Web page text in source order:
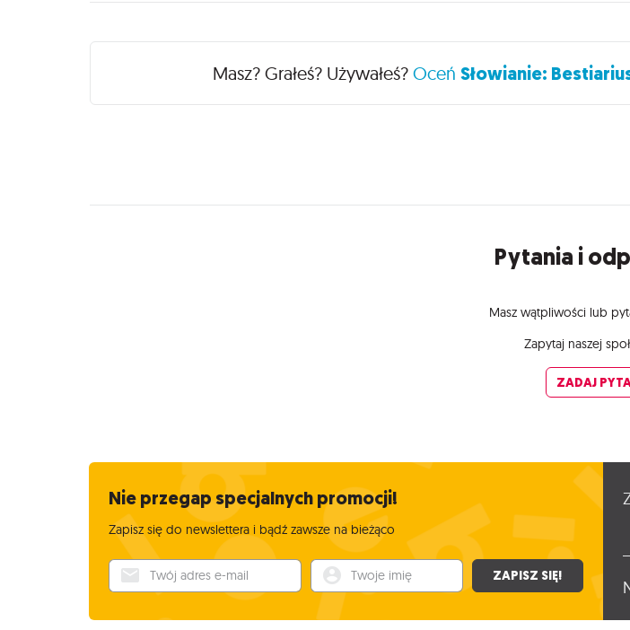
Recenzje
Masz? Grałeś? Używałeś? Oceń Słowianie:
Pytania i
Masz wątpliwości lub
Zapytaj naszej
ZADAJ
Nie przegap specjalnych promocji!
Zapisz się do newslettera i bądź zawsze na bieżąco
Twój adres e-mail Twoje imię ZAPISZ SIĘ!